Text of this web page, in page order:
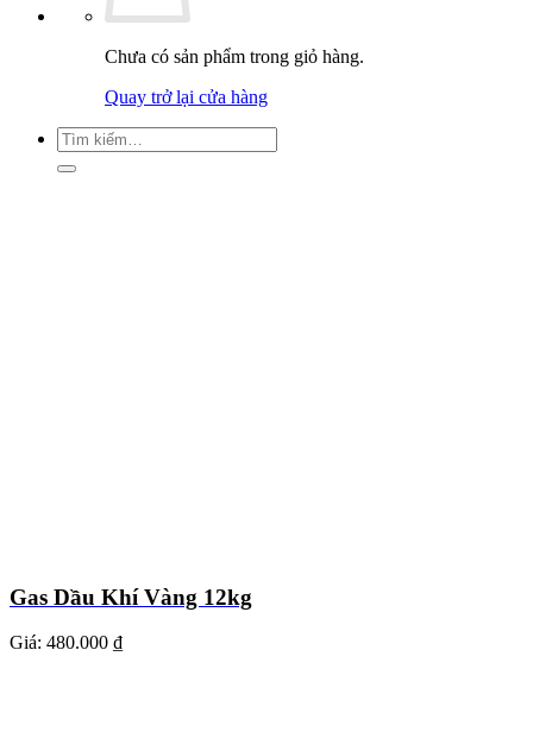
Chưa có sản phẩm trong giỏ hàng.
Quay trở lại cửa hàng
Tìm
kiếm:
Gas Dầu Khí Vàng 12kg
Giá: 480.000 ₫